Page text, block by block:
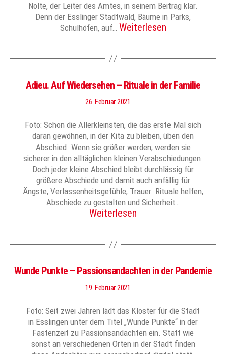
Nolte, der Leiter des Amtes, in seinem Beitrag klar.
Denn der Esslinger Stadtwald, Bäume in Parks,
Schulhöfen, auf… Weiterlesen
Adieu. Auf Wiedersehen – Rituale in der Familie
26. Februar 2021
Foto: Schon die Allerkleinsten, die das erste Mal sich
daran gewöhnen, in der Kita zu bleiben, üben den
Abschied. Wenn sie größer werden, werden sie
sicherer in den alltäglichen kleinen Verabschiedungen.
Doch jeder kleine Abschied bleibt durchlässig für
größere Abschiede und damit auch anfällig für
Ängste, Verlassenheitsgefühle, Trauer. Rituale helfen,
Abschiede zu gestalten und Sicherheit…
Weiterlesen
Wunde Punkte – Passionsandachten in der Pandemie
19. Februar 2021
Foto: Seit zwei Jahren lädt das Kloster für die Stadt
in Esslingen unter dem Titel „Wunde Punkte“ in der
Fastenzeit zu Passionsandachten ein. Statt wie
sonst an verschiedenen Orten in der Stadt finden